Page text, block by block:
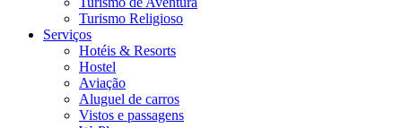
Turismo Religioso
Serviços
Hotéis & Resorts
Hostel
Aviação
Aluguel de carros
Vistos e passagens